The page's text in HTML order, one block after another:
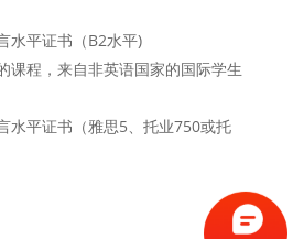
水平证书（B2水平)
课程，来自非英语国家的国际学生
水平证书（雅思5、托业750或托